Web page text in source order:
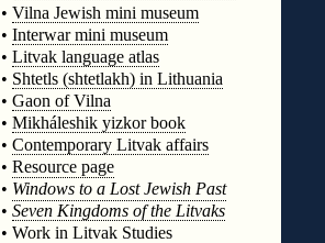
• Vilna Jewish mini museum
• Interwar mini museum
• Litvak language atlas
• Shtetls (shtetlakh) in Lithuania
• Gaon of Vilna
• Mikháleshik yizkor book
• Contemporary Litvak affairs
• Resource page
• Windows to a Lost Jewish Past
• Seven Kingdoms of the Litvaks
• Work in Litvak Studies